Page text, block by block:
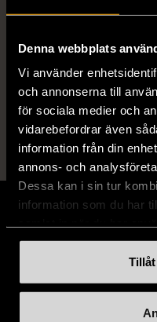
Denna webbplats
Vi använder
och annonserna till
för sociala medier och
vidarebefordrar även
information från din
annons- och
Dessa kan i sin tur
information som du har
Produkten är unik
Fri frakt på alla köp
14 dagars ångerrät.